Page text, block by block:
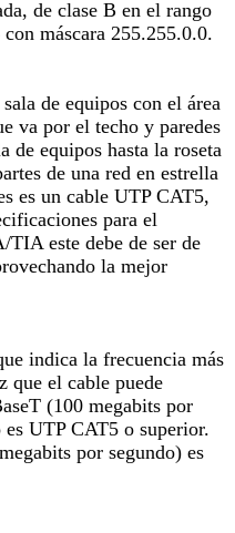
de clase B en el rango
máscara 255.255.0.0.
de equipos con el área
va por el techo y paredes
de equipos hasta la roseta
de una red en estrella
es un cable UTP CAT5,
para el
TIA este debe de ser de
la mejor
indica la frecuencia más
que el cable puede
(100 megabits por
UTP CAT5 o superior.
por segundo) es